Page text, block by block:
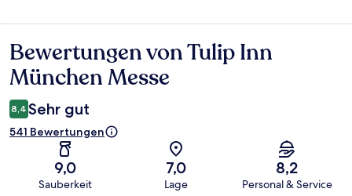
Bewertungen
Bewertungen von Tulip Inn
München Messe
8,4 Sehr gut
541 Bewertungen
9,0
Sauberkeit
7,0
Lage
8,2
Personal & Service